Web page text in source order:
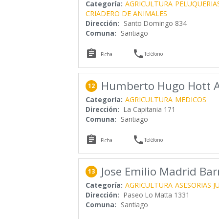
Categoría: AGRICULTURA
CRIADERO DE ANIMALES
Dirección: Santo Domingo 834
Comuna: Santiago
 Ficha Teléfono
12 Humberto Hugo Hott
Categoría: AGRICULTURA MEDICOS
Dirección: La Capitania 171
Comuna: Santiago
 Ficha Teléfono
13 Jose Emilio Madrid
Categoría: AGRICULTURA ASESORIAS
Dirección: Paseo Lo Matta 1331
Comuna: Santiago